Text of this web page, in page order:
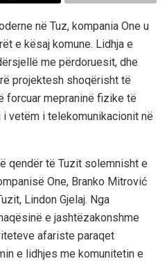
në Tuz, kompania One u
e kësaj komune. Lidhja e
me përdoruesit, dhe
projektesh shoqërisht të
forcuar mepraninë fizike të
vetëm i telekomunikacionit në
qendër të Tuzit solemnisht e
ë One, Branko Mitrović
Lindon Gjelaj. Nga
e jashtëzakonshme
afariste paraqet
e lidhjes me komunitetin e